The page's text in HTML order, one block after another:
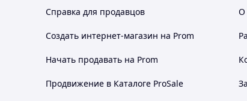
Вдалих Вам закупів!
Справка для продавцов
Создать интернет-магазин на Prom
Начать продавать на Prom
Продвижение в Каталоге ProSale
О